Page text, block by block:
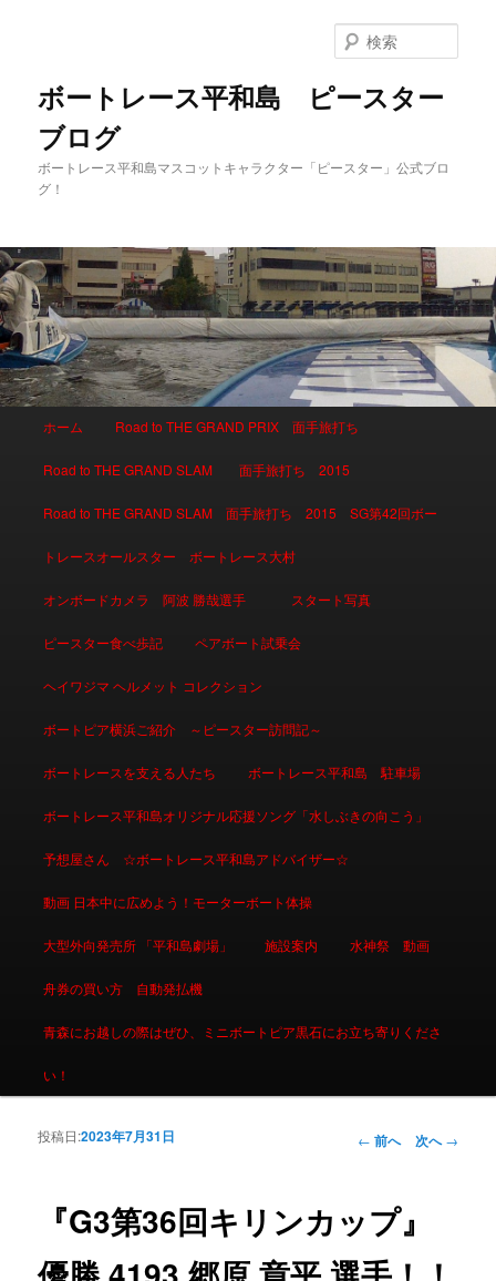
ボートレース平和島 ピースター
ブログ
ボートレース平和島マスコットキャラクター「ピースター」公式ブロ
グ！
索
メインコンテンツへ移動
サブコンテンツへ移動
ホーム Road to THE GRAND PRIX 面手旅打ち
Road to THE GRAND SLAM 面手旅打ち 2015
Road to THE GRAND SLAM 面手旅打ち 2015 SG第42回ボー
トレースオールスター ボートレース大村
オンボードカメラ 阿波 勝哉選手 スタート写真
ピースター食べ歩記 ペアボート試乗会
ヘイワジマ ヘルメット コレクション
ボートピア横浜ご紹介 ～ピースター訪問記～
ボートレースを支える人たち ボートレース平和島 駐車場
ボートレース平和島オリジナル応援ソング「水しぶきの向こう」
予想屋さん ☆ボートレース平和島アドバイザー☆
動画 日本中に広めよう！モーターボート体操
大型外向発売所 「平和島劇場」 施設案内 水神祭 動画
舟券の買い方 自動発払機
青森にお越しの際はぜひ、ミニボートピア黒石にお立ち寄りくださ
い！
投稿ナビゲーシ
← 前へ 次へ→
『G3第36回キリンカップ』
投稿日:2023年7月31日